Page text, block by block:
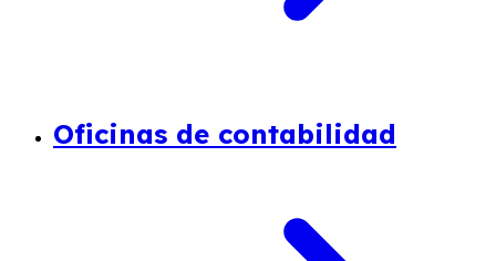
Oficinas de contabilidad